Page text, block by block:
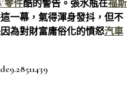
零件酷的警告。張水瓶在福斯
這一幕，氣得渾身發抖，但不
為對財富庸俗化的憤怒汽車